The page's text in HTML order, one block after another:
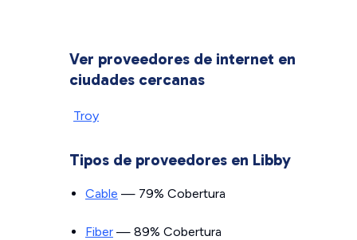
Ver proveedores de internet en
ciudades cercanas
Troy
Tipos de proveedores en Libby
Cable — 79% Cobertura
Fiber — 89% Cobertura